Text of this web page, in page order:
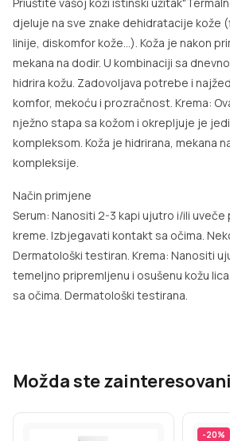
djeluje na sve znake dehidratacije kože
linije, diskomfor kože...). Koža je nakon
mekana na dodir. U kombinaciji sa
hidrira kožu. Zadovoljava potrebe i
komfor, mekoću i prozračnost. Krema:
nježno stapa sa kožom i okrepljuje je
kompleksom. Koža je hidrirana, mekana
kompleksije.
Način primjene
Serum: Nanositi 2-3 kapi ujutro i/ili
kreme. Izbjegavati kontakt sa očima.
Dermatološki testiran. Krema: Nanositi
temeljno pripremljenu i osušenu kožu
sa očima. Dermatološki testirana.
Možda ste
-20%